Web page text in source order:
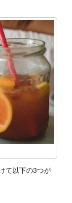
て以下の3つが